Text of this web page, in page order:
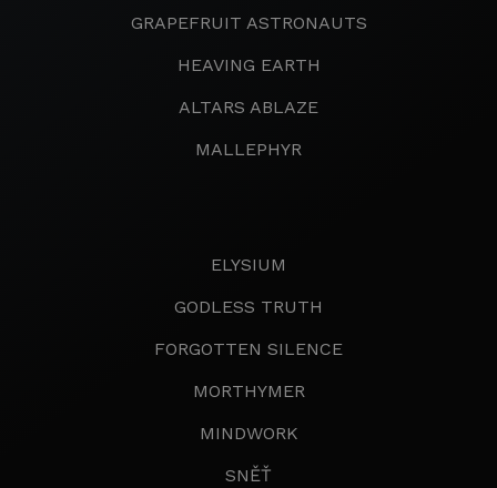
GRAPEFRUIT ASTRONAUTS
HEAVING EARTH
ALTARS ABLAZE
MALLEPHYR
ELYSIUM
GODLESS TRUTH
FORGOTTEN SILENCE
MORTHYMER
MINDWORK
SNĚŤ